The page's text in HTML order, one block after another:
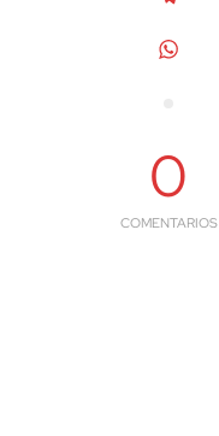
0
COMENTARIOS